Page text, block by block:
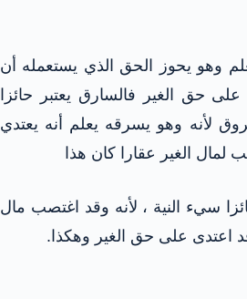
وهو يحوز الحق الذي يستعمله أن
على حق الغير فالسارق يعتبر حائزا
لأنه وهو يسرقه يعلم أنه يعتدي
الغير عقارا كان هذا
سيء النية ، لأنه وقد اغتصب مال
اعتدى على حق الغير وهكذا.